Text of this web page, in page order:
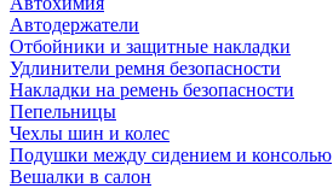
Автодержатели
Отбойники и защитные накладки
Удлинители ремня безопасности
Накладки на ремень безопасности
Пепельницы
Чехлы шин и колес
Подушки между сидением и консолью
Вешалки в салон